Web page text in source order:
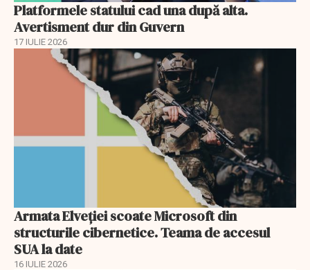
Platformele statului cad una după alta.
Avertisment dur din Guvern
17 IULIE 2026
Armata Elveției scoate Microsoft din
structurile cibernetice. Teama de accesul
SUA la date
16 IULIE 2026